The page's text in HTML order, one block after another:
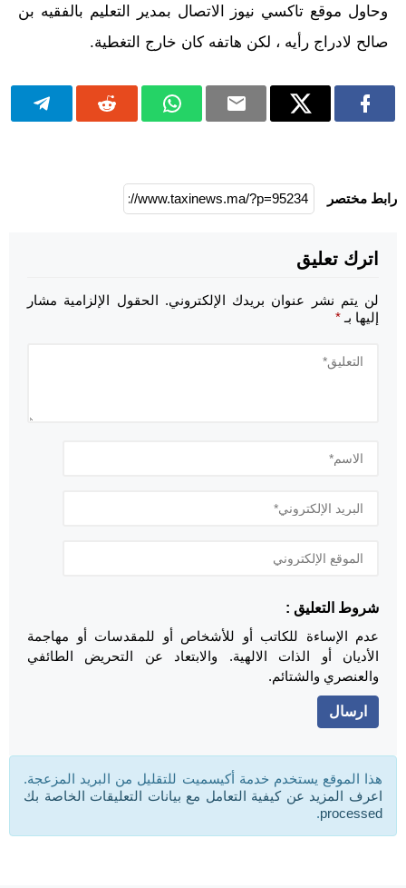
وحاول موقع تاكسي نيوز الاتصال بمدير التعليم بالفقيه بن
صالح لادراج رأيه ، لكن هاتفه كان خارج التغطية.
رابط مختصر
اترك تعليق
لن يتم نشر عنوان بريدك الإلكتروني. الحقول الإلزامية مشار
إليها بـ *
شروط التعليق :
عدم الإساءة للكاتب أو للأشخاص أو للمقدسات أو مهاجمة
الأديان أو الذات الالهية. والابتعاد عن التحريض الطائفي
والعنصري والشتائم.
هذا الموقع يستخدم خدمة أكيسميت للتقليل من البريد المزعجة.
اعرف المزيد عن كيفية التعامل مع بيانات التعليقات الخاصة بك
processed
.